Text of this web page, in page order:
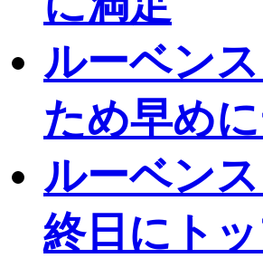
ルーベン
ため早め
ルーベン
終日にト